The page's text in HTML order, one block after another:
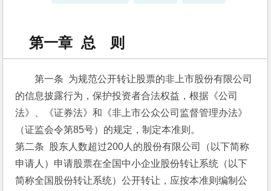
第一章 总 则
第一条  为规范公开转让股票的非上市股份有限公司
的信息披露行为，保护投资者合法权益，根据《公司
法》、《证券法》和《非上市公众公司监督管理办法》
（证监会令第85号）的规定，制定本准则。
第二条  股东人数超过200人的股份有限公司（以下简称
申请人）申请股票在全国中小企业股份转让系统（以下
简称全国股份转让系统）公开转让，应按本准则编制公